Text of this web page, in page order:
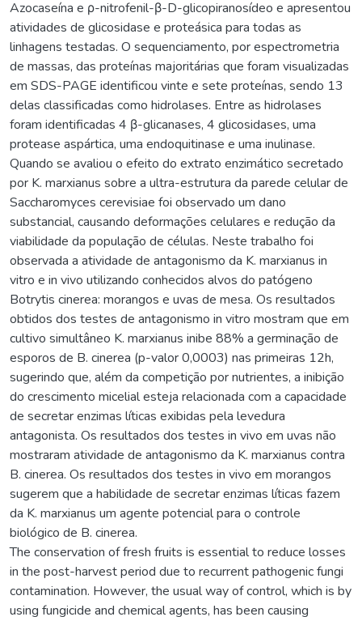
Azocaseína e ρ-nitrofenil-β-D-glicopiranosídeo e apresentou
atividades de glicosidase e proteásica para todas as
linhagens testadas. O sequenciamento, por espectrometria
de massas, das proteínas majoritárias que foram visualizadas
em SDS-PAGE identificou vinte e sete proteínas, sendo 13
delas classificadas como hidrolases. Entre as hidrolases
foram identificadas 4 β-glicanases, 4 glicosidases, uma
protease aspártica, uma endoquitinase e uma inulinase.
Quando se avaliou o efeito do extrato enzimático secretado
por K. marxianus sobre a ultra-estrutura da parede celular de
Saccharomyces cerevisiae foi observado um dano
substancial, causando deformações celulares e redução da
viabilidade da população de células. Neste trabalho foi
observada a atividade de antagonismo da K. marxianus in
vitro e in vivo utilizando conhecidos alvos do patógeno
Botrytis cinerea: morangos e uvas de mesa. Os resultados
obtidos dos testes de antagonismo in vitro mostram que em
cultivo simultâneo K. marxianus inibe 88% a germinação de
esporos de B. cinerea (p-valor 0,0003) nas primeiras 12h,
sugerindo que, além da competição por nutrientes, a inibição
do crescimento micelial esteja relacionada com a capacidade
de secretar enzimas líticas exibidas pela levedura
antagonista. Os resultados dos testes in vivo em uvas não
mostraram atividade de antagonismo da K. marxianus contra
B. cinerea. Os resultados dos testes in vivo em morangos
sugerem que a habilidade de secretar enzimas líticas fazem
da K. marxianus um agente potencial para o controle
biológico de B. cinerea.
The conservation of fresh fruits is essential to reduce losses
in the post-harvest period due to recurrent pathogenic fungi
contamination. However, the usual way of control, which is by
using fungicide and chemical agents, has been causing